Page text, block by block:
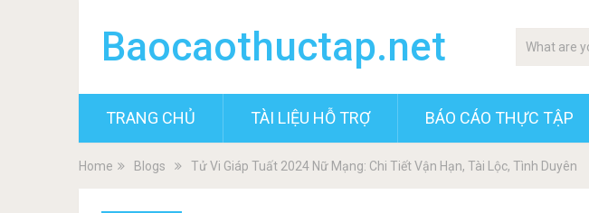
Baocaothuctap.net
TRANG CHỦ TÀI LIỆU HỖ TRỢ BÁO CÁO THỰC TẬP
Home Blogs Tử Vi Giáp Tuất 2024 Nữ Mạng: Chi Tiết Vận Hạn, Tài Lộc, Tình Duyên